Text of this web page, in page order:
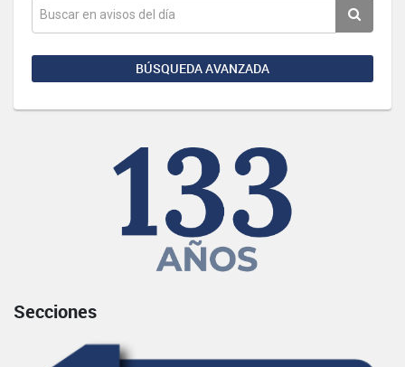
BÚSQUEDA AVANZADA
Secciones